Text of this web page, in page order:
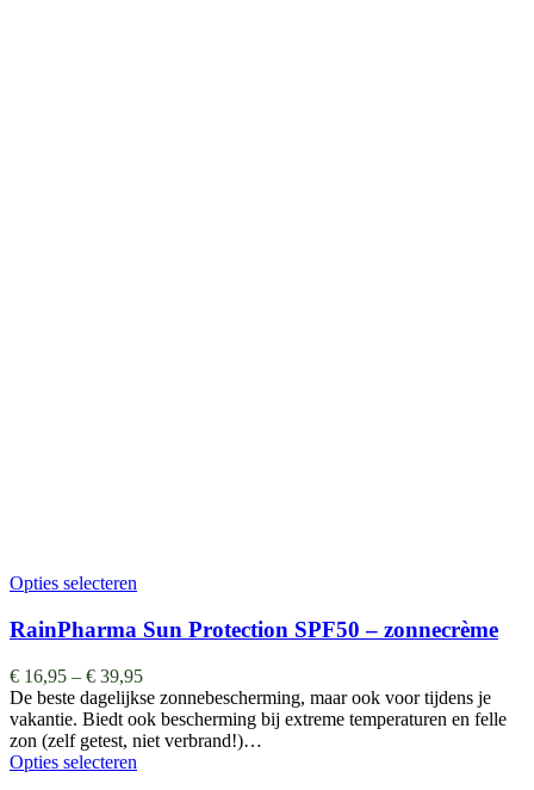
Opties selecteren
RainPharma Sun Protection SPF50 – zonnecrème
€ 16,95 – € 39,95
De beste dagelijkse zonnebescherming, maar ook voor tijdens je
vakantie. Biedt ook bescherming bij extreme temperaturen en felle
zon (zelf getest, niet verbrand!)…
Opties selecteren